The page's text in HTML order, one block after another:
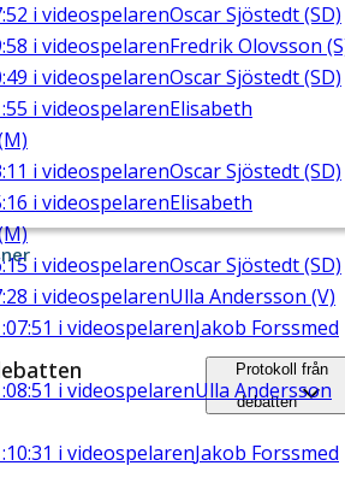
i videospelarenOscar Sjöstedt (SD)
i videospelarenFredrik Olovsson
i videospelarenOscar Sjöstedt (SD)
i videospelarenElisabeth
i videospelarenOscar Sjöstedt (SD)
i videospelarenElisabeth
i videospelarenOscar Sjöstedt (SD)
i videospelarenUlla Andersson (V)
i videospelarenJakob Forssmed
i videospelarenUlla Andersson
i videospelarenJakob Forssmed
Protokoll från
debatten